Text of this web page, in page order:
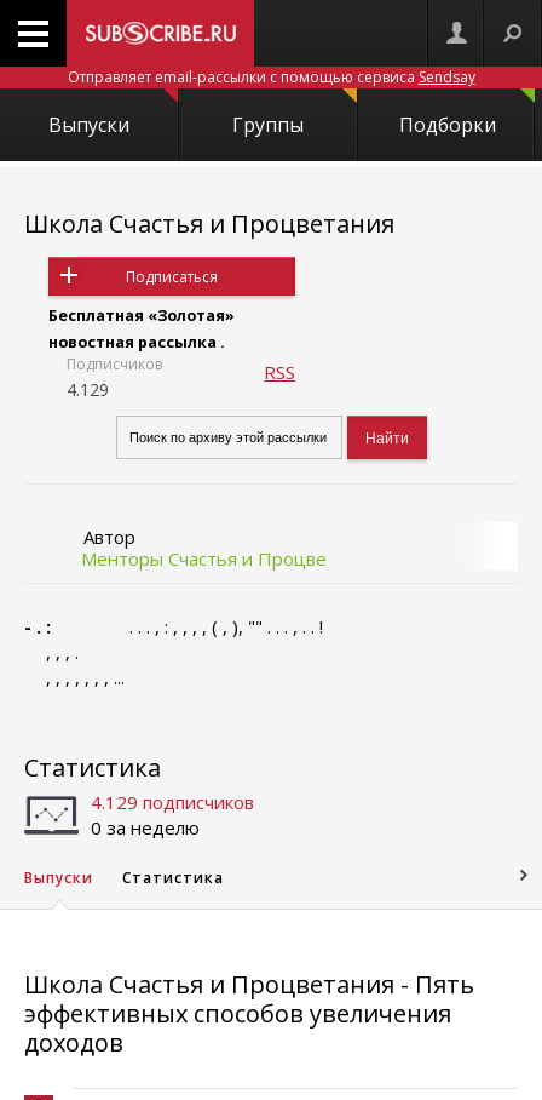
Отправляет email-рассылки с помощью сервиса Sendsay
Выпуски Группы Подборки
Школа Счастья и Процветания
Подписаться
Бесплатная «Золотая»
новостная рассылка .
Подписчиков
4.129
RSS
Автор
Менторы Счастья и Процве
- . :
, , , .
, , , , , , , ...
. . . , : , , , , ( , ), "" . . . , . . !
Статистика
4.129 подписчиков
0 за неделю
Выпуски Статистика
Школа Счастья и Процветания - Пять
эффективных способов увеличения
доходов